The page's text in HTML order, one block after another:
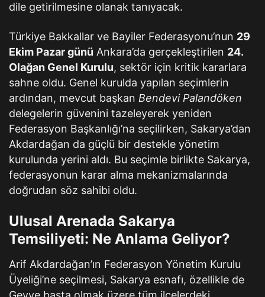
dile getirilmesine olanak tanıyacak.
Türkiye Bakkallar ve Bayiler Federasyonu’nun 29
Ekim Pazar günü Ankara’da gerçekleştirilen 24.
Olağan Genel Kurulu, sektör için kritik kararlara
sahne oldu. Genel kurulda yapılan seçimlerin
ardından, mevcut başkan Bendevi Palandöken
delegelerin güvenini tazeleyerek yeniden
Federasyon Başkanlığı’na seçilirken, Sakarya’dan
Akdardağan da güçlü bir destekle yönetim
kurulunda yerini aldı. Bu seçimle birlikte Sakarya,
federasyonun karar alma mekanizmalarında
doğrudan söz sahibi oldu.
Ulusal Arenada Sakarya
Temsiliyeti: Ne Anlama Geliyor?
Arif Akdardağan’ın Federasyon Yönetim Kurulu
Üyeliği’ne seçilmesi, Sakarya esnafı, özellikle de